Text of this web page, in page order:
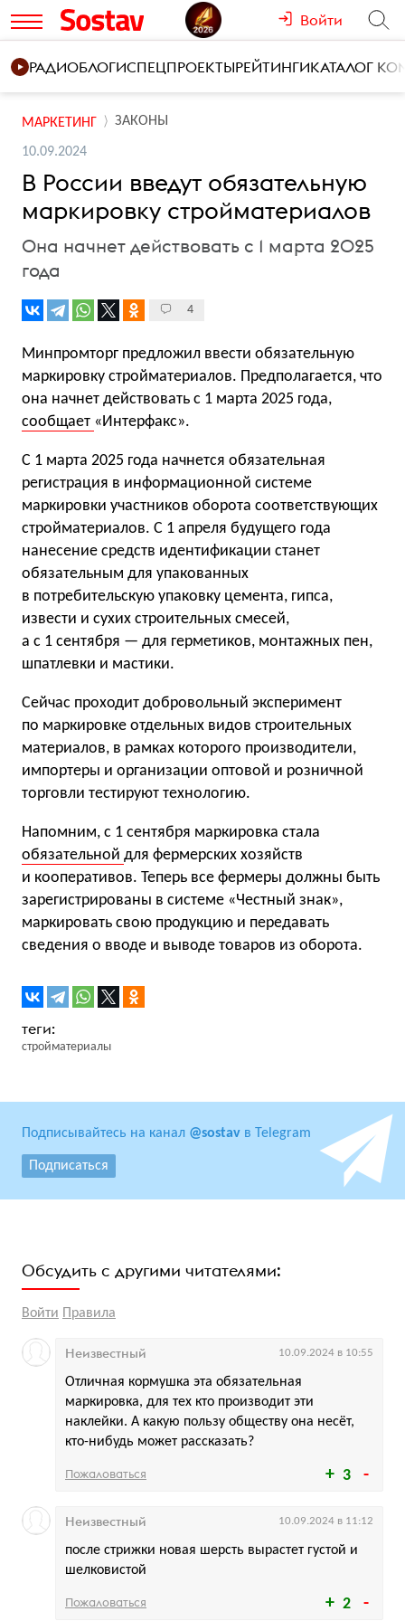
Войти
РАДИОБЛОГИСПЕЦПРОЕКТЫРЕЙТИНГИКАТАЛОГ
МАРКЕТИНГ ЗАКОНЫ
10.09.2024
В России введут обязательную
маркировку стройматериалов
Она начнет действовать с 1 марта 2025
года
4
Минпромторг предложил ввести обязательную
маркировку стройматериалов. Предполагается, что
она начнет действовать с 1 марта 2025 года,
сообщает «Интерфакс».
С 1 марта 2025 года начнется обязательная
регистрация в информационной системе
маркировки участников оборота соответствующих
стройматериалов. С 1 апреля будущего года
нанесение средств идентификации станет
обязательным для упакованных
в потребительскую упаковку цемента, гипса,
извести и сухих строительных смесей,
а с 1 сентября — для герметиков, монтажных пен,
шпатлевки и мастики.
Сейчас проходит добровольный эксперимент
по маркировке отдельных видов строительных
материалов, в рамках которого производители,
импортеры и организации оптовой и розничной
торговли тестируют технологию.
Напомним, с 1 сентября маркировка стала
обязательной для фермерских хозяйств
и кооперативов. Теперь все фермеры должны быть
зарегистрированы в системе «Честный знак»,
маркировать свою продукцию и передавать
сведения о вводе и выводе товаров из оборота.
стройматериалы
Подписывайтесь на канал @sostav в Telegram
Подписаться
Обсудить с другими читателями:
Войти Правила
3
Отличная кормушка эта обязательная
маркировка, для тех кто производит эти
наклейки. А какую пользу обществу она несёт,
кто-нибудь может рассказать?
Неизвестный 10.09.2024 в 10:55
Пожаловаться
2
после стрижки новая шерсть вырастет густой и
шелковистой
Неизвестный 10.09.2024 в 11:12
Пожаловаться